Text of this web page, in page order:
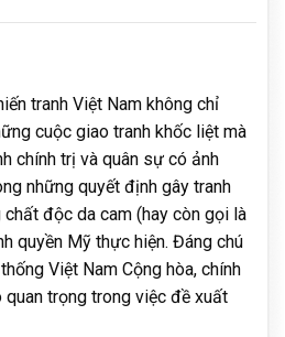
tranh Việt Nam không chỉ
cuộc giao tranh khốc liệt mà
chính trị và quân sự có ảnh
những quyết định gây tranh
độc da cam (hay còn gọi là
quyền Mỹ thực hiện. Đáng chú
Việt Nam Cộng hòa, chính
trọng trong việc đề xuất